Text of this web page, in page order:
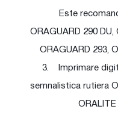
Este
ORAGUARD
ORAGUARD 293,
3. Imprimare
semnalistica
ORALITE